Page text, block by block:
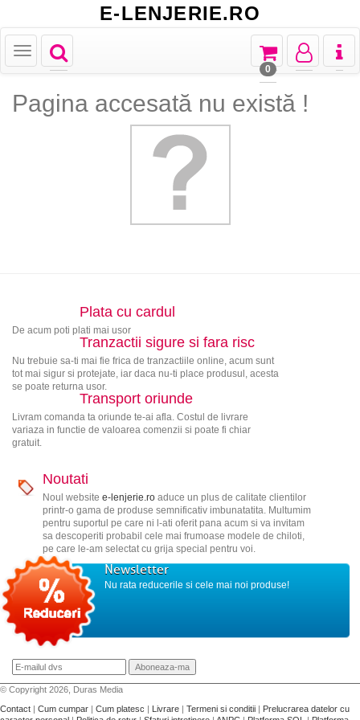
E-LENJERIE.RO
Toggle
navigation
Toggle
Toggle
navigation
Toggle
navigation
Toggle
navigation
0
Pagina accesată nu există !
Plata cu cardul
De acum poti plati mai usor
Tranzactii sigure si fara risc
Nu trebuie sa-ti mai fie frica de tranzactiile online, acum sunt
tot mai sigur si protejate, iar daca nu-ti place produsul, acesta
se poate returna usor.
Transport oriunde
Livram comanda ta oriunde te-ai afla. Costul de livrare
variaza in functie de valoarea comenzii si poate fi chiar
gratuit.
Noutati
Noul website e-lenjerie.roaduce un plus de calitate clientilor
printr-o gama de produse semnificativ imbunatatita. Multumim
pentru suportul pe care ni l-ati oferit pana acum si va invitam
sa descoperiti probabil cele mai frumoase modele de chiloti,
pe care le-am selectat cu grija special pentru voi.
Newsletter
Nu rata reducerile si cele mai noi produse!
© Copyright 2026, Duras Media
Contact | Cum cumpar | Cum platesc | Livrare | Termeni si conditii | Prelucrarea datelor cu